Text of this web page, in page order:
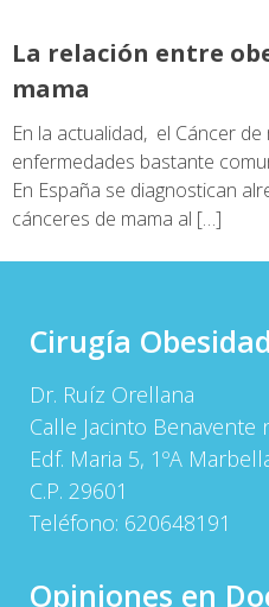
La relación entre
mama
En la actualidad, el Cáncer
enfermedades bastante
En España se diagnostican
cánceres de mama al […]
Cirugía
Dr. Ruíz Orellana
Calle Jacinto Benavente
Edf. Maria 5, 1ºA
C.P. 29601
Teléfono: 620648191
Opiniones en